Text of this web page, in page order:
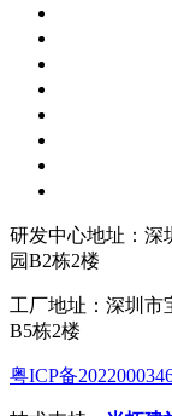
研发中心地址：深
园B2栋2楼
工厂地址：深圳市
B5栋2楼
粤ICP备